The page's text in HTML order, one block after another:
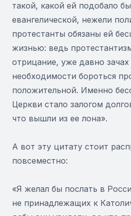
такой, какой ей подобало
евангелической, нежели
протестанты обязаны ей
жизнью: ведь
отрицание, уже давно
необходимости бороться
положительной. Именно
Церкви стало залогом
что вышли из ее лона».
А вот эту цитату стоит
повсеместно:
«Я желал бы послать в
не принадлежащих к